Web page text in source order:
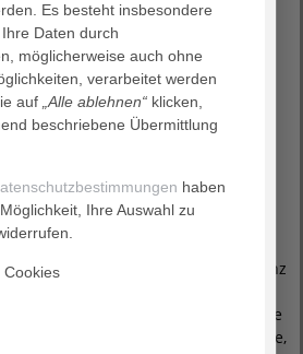
M. Bauer> Info
> Info
GmbH Behandlungsexzellenz
Stuttgart
ViDia Christliche Kliniken Karlsruhe
und Medizinische Biometrie,
Es besteht insbesondere
Daten durch
möglicherweise auch ohne
verarbeitet werden
auf „Alle ablehnen“ klicken,
beschriebene Übermittlung
haben
Ihre Auswahl zu
Cookies